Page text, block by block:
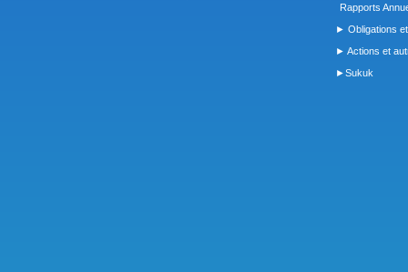
Rapports
► Obligations
► Actions et
►Sukuk